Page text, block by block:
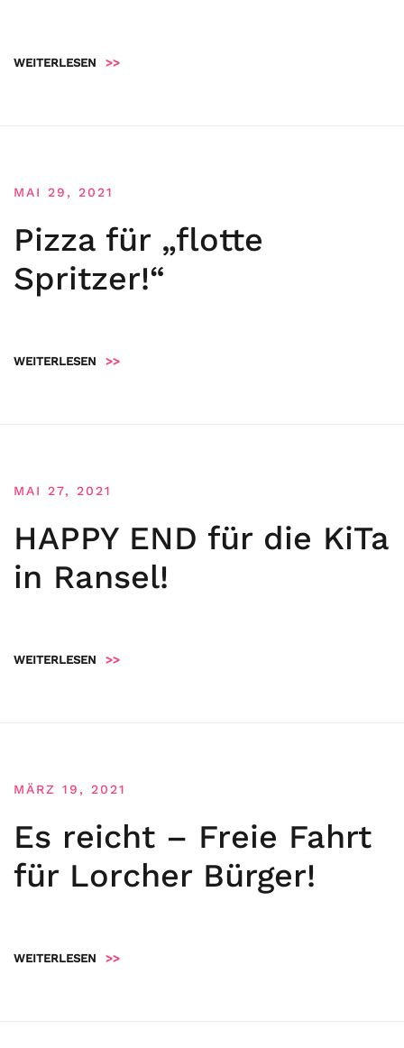
WEITERLESEN >>
MAI 29, 2021
Pizza für „flotte
Spritzer!“
WEITERLESEN >>
MAI 27, 2021
HAPPY END für die KiTa
in Ransel!
WEITERLESEN >>
MÄRZ 19, 2021
Es reicht – Freie Fahrt
für Lorcher Bürger!
WEITERLESEN >>